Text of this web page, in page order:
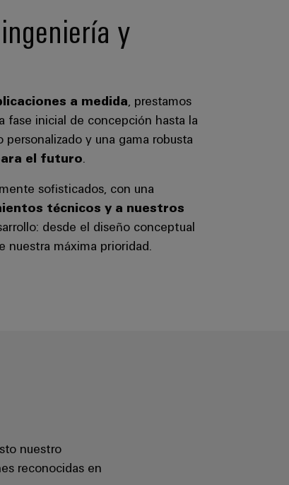
y
a medida , prestamos
fase inicial de concepción hasta la
y una gama robusta
el futuro
sofisticados, con una
técnicos y a nuestros
desde el diseño conceptual
máxima prioridad.
nuestro
reconocidas en